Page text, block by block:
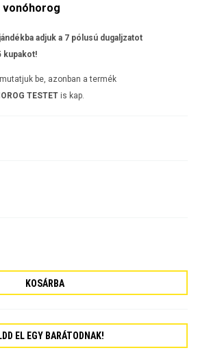
vonóhorog
adjuk a 7 pólusú dugaljzatot
kupakot!
be, azonban a termék
TESTET is kap.
KOSÁRBA
EL EGY BARÁTODNAK!